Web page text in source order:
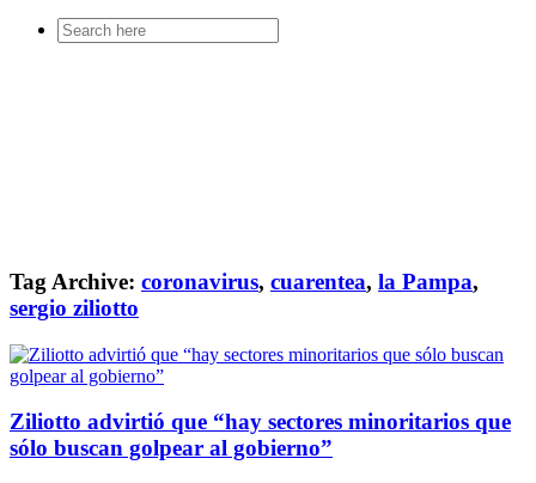
Search
for:
Tag Archive: coronavirus, cuarentea, la Pampa,
sergio ziliotto
Ziliotto advirtió que “hay sectores minoritarios que
sólo buscan golpear al gobierno”